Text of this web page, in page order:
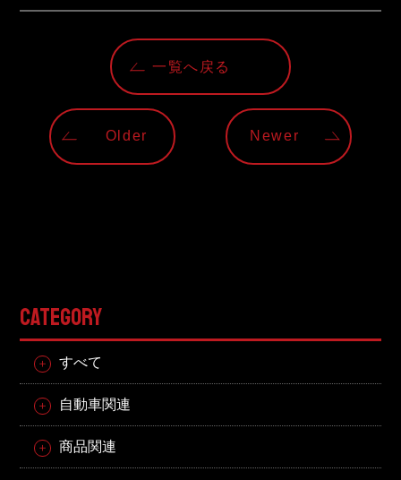
一覧へ戻る
Older Newer
CATEGORY
すべて
自動車関連
商品関連